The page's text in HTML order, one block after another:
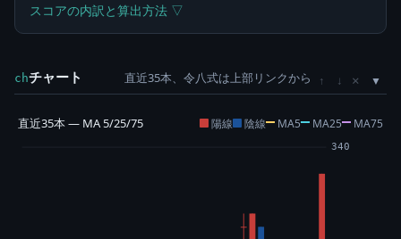
スコアの内訳と算出方法 ▽
chチャート 直近35本、令八式は上部リンクから ↑ ↓ ×
直近35本 — MA 5/25/75 陽線 陰線 MA5 MA25 MA75
340